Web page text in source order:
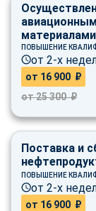
материалами
ПОВЫШЕНИЕ
от 2-х
от 16 900 ₽
от 25 300 ₽
Поставка и
ПОВЫШЕНИЕ
от 2-х
от 16 900 ₽